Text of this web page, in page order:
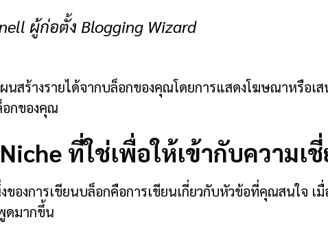
ผู้ก่อตั้ง Blogging Wizard
นสร้างรายได้จากบล็อกของคุณโดยการแสดงโฆษณาหรื
กของคุณ
ที่ใช่เพื่อให้เข้ากับความ
ของการเขียนบล็อกคือการเขียนเกี่ยวกับหัวข้อที่คุณสนใจ
ดมากขึ้น